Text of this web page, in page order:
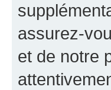
assurez-
et de notre